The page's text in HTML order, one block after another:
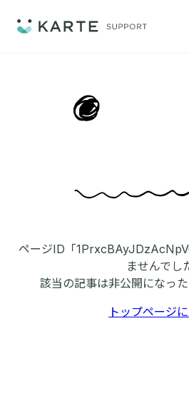
ページID「
ませんでし
該当の記事は非公開になっ
トップページ